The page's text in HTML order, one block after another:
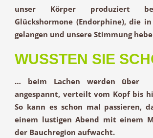
unser Körper produziert
Glückshormone (Endorphine), die
gelangen und unsere Stimmung
WUSSTEN SIE
… beim Lachen werden über
angespannt, verteilt vom Kopf bis
So kann es schon mal passieren,
einem lustigen Abend mit einem
der Bauchregion aufwacht.